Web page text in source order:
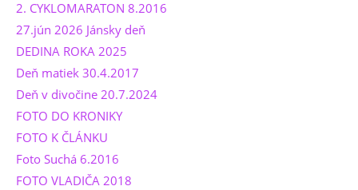
2. CYKLOMARATON 8.2016
27.jún 2026 Jánsky deň
DEDINA ROKA 2025
Deň matiek 30.4.2017
Deň v divočine 20.7.2024
FOTO DO KRONIKY
FOTO K ČLÁNKU
Foto Suchá 6.2016
FOTO VLADIČA 2018